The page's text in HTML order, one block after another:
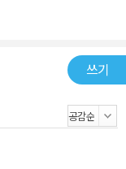
쓰기